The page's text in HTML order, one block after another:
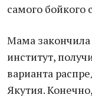
самого
Мама
институт,
варианта
Якутия.